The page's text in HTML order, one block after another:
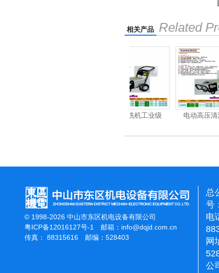
相关产品 Related
电动高压清洗机工业级
© 1998-2026 中山市东区机电设备有限公司
粤ICP备12016127号-1
邮箱： info@dqjd.com.cn
传真： 88315616 邮编：528403
总
号
电
网
公